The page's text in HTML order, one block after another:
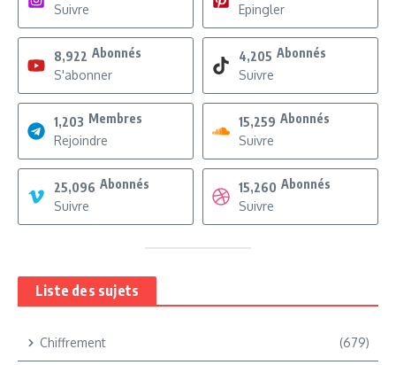
Suivre
Epingler
8,922 Abonnés
S'abonner
4,205 Abonnés
Suivre
1,203 Membres
Rejoindre
15,259 Abonnés
Suivre
25,096 Abonnés
Suivre
15,260 Abonnés
Suivre
Liste des sujets
Chiffrement (679)